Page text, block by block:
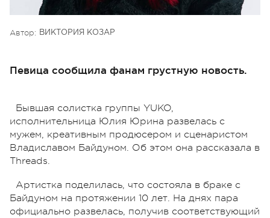
Автор: ВИКТОРИЯ КОЗАР
Певица сообщила фанам грустную новость.
Бывшая солистка группы YUKO,
исполнительница Юлия Юрина развелась с
мужем, креативным продюсером и сценаристом
Владиславом Байдуном. Об этом она рассказала в
Threads.
Артистка поделилась, что состояла в браке с
Байдуном на протяжении 10 лет. На днях пара
официально развелась, получив соответствующий